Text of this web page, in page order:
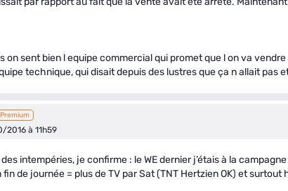
on sent bien l equipe commercial qui promet que l on va
technique, qui disait depuis des lustres que ça n allait pas
Premium
2016 à 11h59
intempéries, je confirme : le WE dernier j’étais à la
fin de journée = plus de TV par Sat (TNT Hertzien OK) et surtout